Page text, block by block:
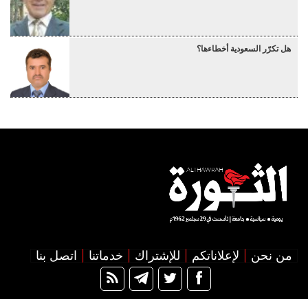
هل تكرّر السعودية أخطاءها؟
من نحن لإعلاناتكم للإشتراك خدماتنا اتصل بنا